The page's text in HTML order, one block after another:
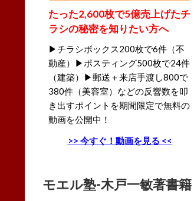
たった2,600枚で5億売上げたチ
ラシの秘密を知りたい方へ
▶チラシボックス200枚で6件（不
動産）▶ポスティング500枚で24件
（建築）▶郵送＋来店手渡し800で
380件（美容室）などの反響数を叩
き出すポイントを期間限定で無料の
動画を公開中！
>> 今すぐ！動画を見る <<
モエル塾-木戸一敏著書籍